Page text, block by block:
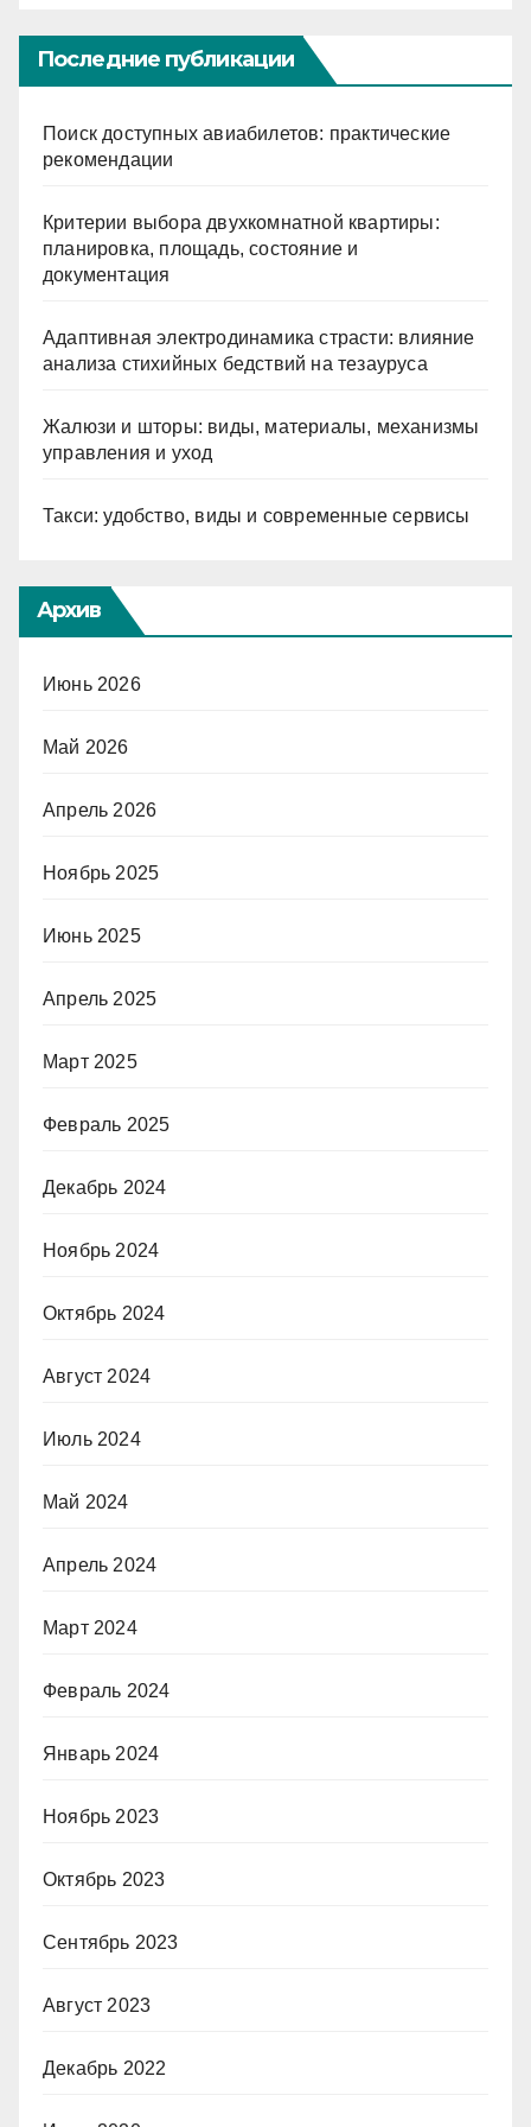
Последние публикации
Поиск доступных авиабилетов: практические
рекомендации
Критерии выбора двухкомнатной квартиры:
планировка, площадь, состояние и
документация
Адаптивная электродинамика страсти: влияние
анализа стихийных бедствий на тезауруса
Жалюзи и шторы: виды, материалы, механизмы
управления и уход
Такси: удобство, виды и современные сервисы
Архив
Июнь 2026
Май 2026
Апрель 2026
Ноябрь 2025
Июнь 2025
Апрель 2025
Март 2025
Февраль 2025
Декабрь 2024
Ноябрь 2024
Октябрь 2024
Август 2024
Июль 2024
Май 2024
Апрель 2024
Март 2024
Февраль 2024
Январь 2024
Ноябрь 2023
Октябрь 2023
Сентябрь 2023
Август 2023
Декабрь 2022